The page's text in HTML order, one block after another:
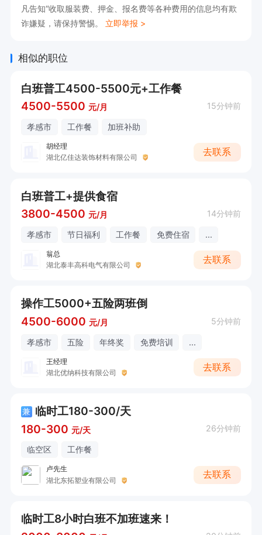
凡告知“收取服装费、押金、报名费等各种费用的信息均有欺
诈嫌疑，请保持警惕。 立即举报 >
相似的职位
白班普工4500-5500元+工作餐
4500-5500 元/月 15分钟前
孝感市 工作餐 加班补助
胡经理
湖北亿佳达装饰材料有限公司
去联系
白班普工+提供食宿
3800-4500 元/月 14分钟前
孝感市 节日福利 工作餐 免费住宿 ...
翁总
湖北泰丰高科电气有限公司
去联系
操作工5000+五险两班倒
4500-6000 元/月 5分钟前
孝感市 五险 年终奖 免费培训 ...
王经理
湖北优纳科技有限公司
去联系
兼 临时工180-300/天
180-300 元/天 26分钟前
临空区 工作餐
卢先生
湖北东拓塑业有限公司
去联系
临时工8小时白班不加班速来！